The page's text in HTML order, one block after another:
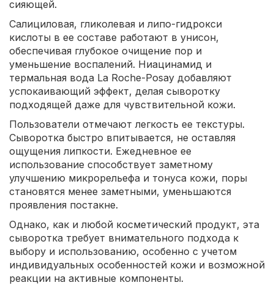
сияющей.
Салициловая, гликолевая и липо-гидрокси
кислоты в ее составе работают в унисон,
обеспечивая глубокое очищение пор и
уменьшение воспалений. Ниацинамид и
термальная вода La Roche-Posay добавляют
успокаивающий эффект, делая сыворотку
подходящей даже для чувствительной кожи.
Пользователи отмечают легкость ее текстуры.
Сыворотка быстро впитывается, не оставляя
ощущения липкости. Ежедневное ее
использование способствует заметному
улучшению микрорельефа и тонуса кожи, поры
становятся менее заметными, уменьшаются
проявления постакне.
Однако, как и любой косметический продукт, эта
сыворотка требует внимательного подхода к
выбору и использованию, особенно с учетом
индивидуальных особенностей кожи и возможной
реакции на активные компоненты.